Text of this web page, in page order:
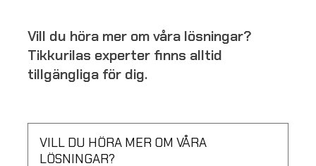
Vill du höra mer om våra lösningar?
Tikkurilas experter finns alltid
tillgängliga för dig.
VILL DU HÖRA MER OM VÅRA
LÖSNINGAR?